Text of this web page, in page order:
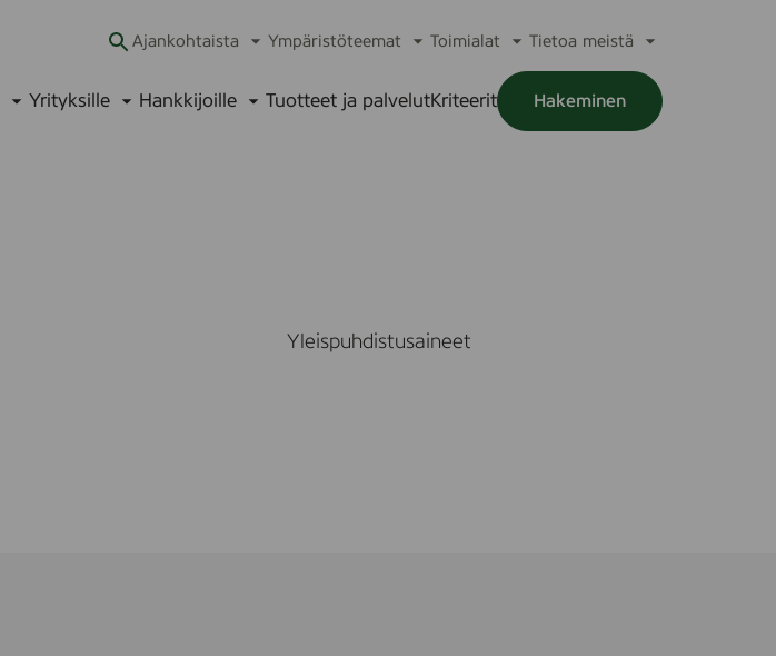
Ajankohtaista Ympäristöteemat Toimialat
alavalikko
Tietoa meistä
alavalikko
Yrityksille Hankkijoille Tuotteet ja palvelutKriteerit Hakeminen
Yleispuhdistusaineet